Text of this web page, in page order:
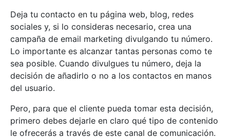
Deja tu contacto en tu página web, blog, redes
sociales y, si lo consideras necesario, crea una
campaña de email marketing divulgando tu número.
Lo importante es alcanzar tantas personas como te
sea posible. Cuando divulgues tu número, deja la
decisión de añadirlo o no a los contactos en manos
del usuario.
Pero, para que el cliente pueda tomar esta decisión,
primero debes dejarle en claro qué tipo de contenido
le ofrecerás a través de este canal de comunicación.